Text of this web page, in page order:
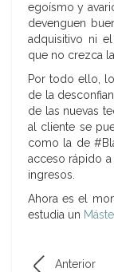
egoísmo y
devenguen
adquisitivo ni
que no crezca
Por todo ello,
de la
de las nuevas
al cliente se
como la de
acceso rápido
ingresos.
Ahora es el
estudia un
Anterior